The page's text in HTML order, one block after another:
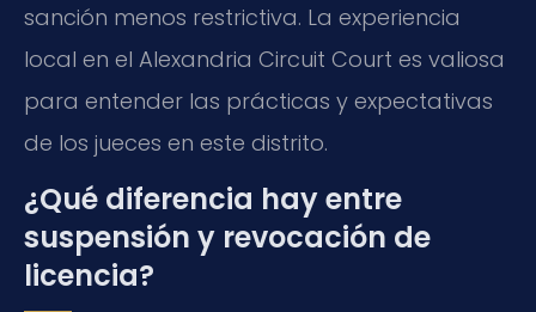
sanción menos restrictiva. La experiencia
local en el Alexandria Circuit Court es valiosa
para entender las prácticas y expectativas
de los jueces en este distrito.
¿Qué diferencia hay entre
suspensión y revocación de
licencia?